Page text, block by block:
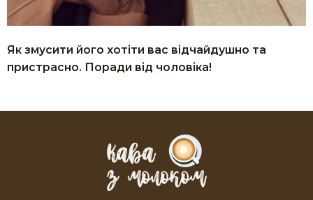
Як змусити його хотіти вас відчайдушно та
пристрасно. Поради від чоловіка!